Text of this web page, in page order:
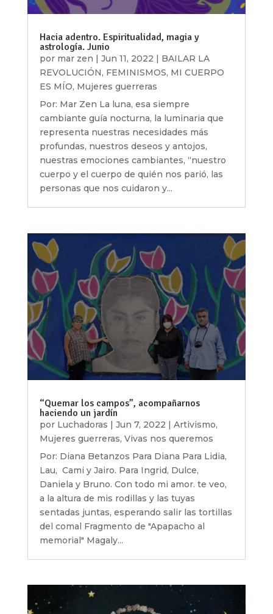
Hacia adentro. Espiritualidad, magia y
astrología. Junio
por mar zen Jun 11, 2022
BAILAR LA
REVOLUCIÓN, FEMINISMOS, MI CUERPO
ES MÍO, Mujeres guerreras
Por: Mar Zen La luna, esa siempre
cambiante guía nocturna, la luminaria que
representa nuestras necesidades más
profundas, nuestros deseos y antojos,
nuestras emociones cambiantes, “nuestro
cuerpo y el cuerpo de quién nos parió, las
personas que nos cuidaron y...
“Quemar los campos”, acompañarnos
haciendo un jardín
por Luchadoras | Jun 7, 2022 | Artivismo,
Mujeres guerreras, Vivas nos queremos
Por: Diana Betanzos Para Diana Para Lidia,
Lau, Cami y Jairo. Para Ingrid, Dulce,
Daniela y Bruno. Con todo mi amor. te veo,
a la altura de mis rodillas y las tuyas
sentadas juntas, esperando salir las tortillas
del comal Fragmento de "Apapacho al
memorial" Magaly...